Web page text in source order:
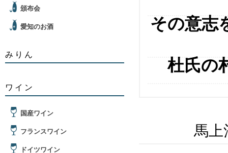
頒布会
愛知のお酒
みりん
ワイン
国産ワイン
フランスワイン
ドイツワイン
その意志
杜氏の
馬